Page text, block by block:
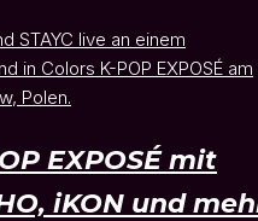
EXPOSÉ mit
iKON und